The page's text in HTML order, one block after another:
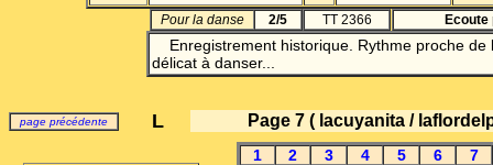
Pour la danse 2/5 TT 2366
Enregistrement historique. Rythme proche de
délicat à danser...
page précédente L Page 7( lacuyanita /
1 2 3 4 5 6
7